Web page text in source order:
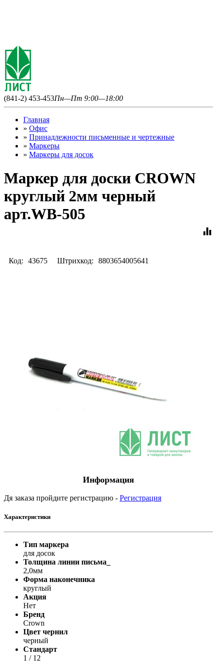
(841-2) 453-453Пн—Пт 9:00—18:00
Главная
» Офис
» Принадлежности письменные и чертежные
» Маркеры
» Маркеры для досок
Маркер для доски CROWN
круглый 2мм черный
арт.WB-505
equalizer
Код: 43675 Штрихкод: 8803654005641
Информация
Дя заказа пройдите регистрацию - Регистрация
Характеристики
Тип маркера
для досок
Толщина линии письма_
2,0мм
Форма наконечника
круглый
Акция
Нет
Бренд
Crown
Цвет чернил
черный
Стандарт
1 / 12